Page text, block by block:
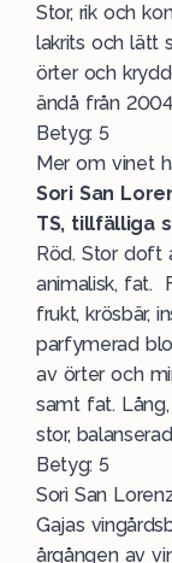
Stor, rik och
lakrits och lätt
örter och
ändå från
Betyg: 5
Mer om vinet
Sori San
TS, tillfälliga
Röd. Stor doft
animalisk, fat.
frukt, krösbär,
parfymerad
av örter och
samt fat.
stor,
Betyg: 5
Sorì San
Gajas
årgången av